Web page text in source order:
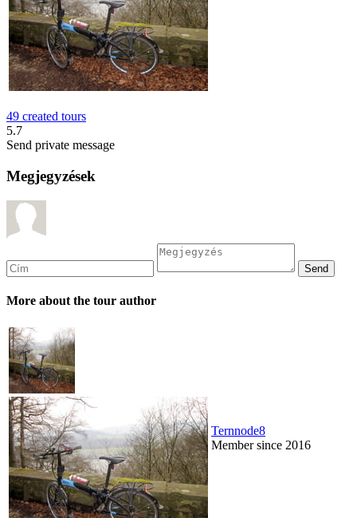
49 created tours
5.7
Send private message
Megjegyzések
More about the tour author
Ternnode8
Member since 2016